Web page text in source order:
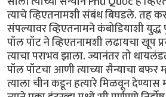
त्याचे व्हिएतनामशी संबंध बिघडले. तह
संपल्यावर व्हिएतनामने कंबोडियाशी
पॉल पॉट ने व्हिएतनामशी लढायचा खूप
त्याचा पराभव झाला. ज्यानंतर तो
पॉल पॉटचा आणी त्याच्या सैन्याचा
त्याला चीन कडून हत्यारे मिळवून